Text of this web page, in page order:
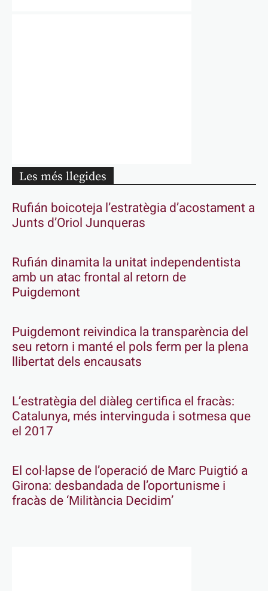
Les més llegides
Rufián boicoteja l’estratègia d’acostament a
Junts d’Oriol Junqueras
Rufián dinamita la unitat independentista
amb un atac frontal al retorn de
Puigdemont
Puigdemont reivindica la transparència del
seu retorn i manté el pols ferm per la plena
llibertat dels encausats
L’estratègia del diàleg certifica el fracàs:
Catalunya, més intervinguda i sotmesa que
el 2017
El col·lapse de l’operació de Marc Puigtió a
Girona: desbandada de l’oportunisme i
fracàs de ‘Militància Decidim’